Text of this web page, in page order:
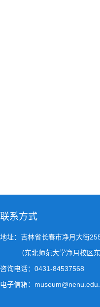
联系方式
地址：吉林省长春市净月大街
（东北师范大学净月校区东
咨询电话：0431-84537568
电子信箱：